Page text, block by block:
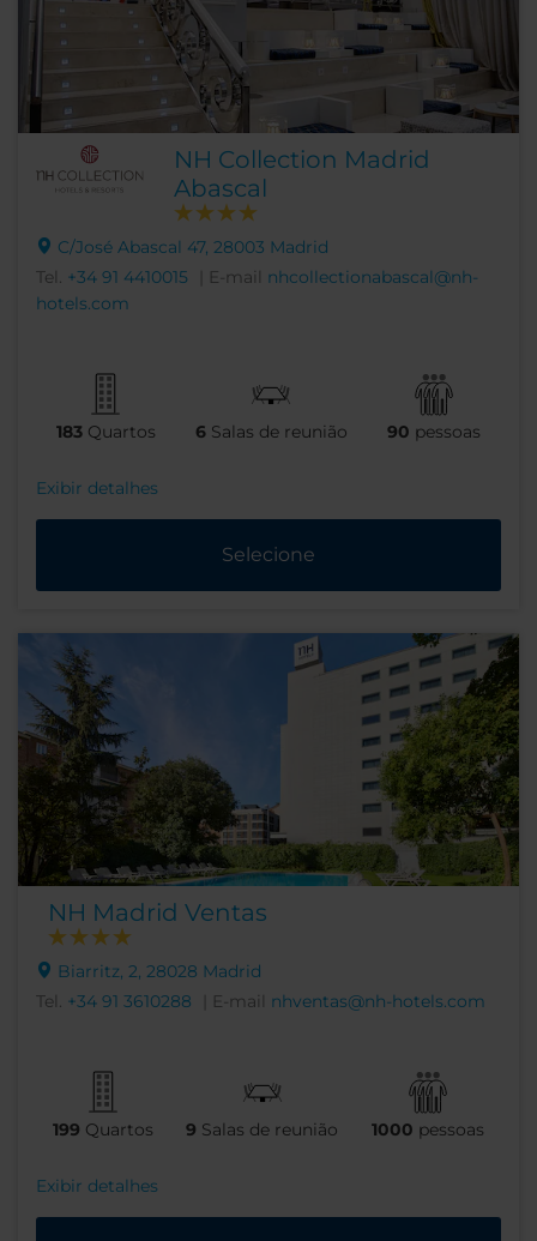
NH Collection Madrid
Abascal
C/José Abascal 47, 28003 Madrid
Tel. +34 91 4410015 | E-mail nhcollectionabascal@nh-
hotels.com
183 Quartos 6 Salas de reunião 90 pessoas
Exibir detalhes
Selecione
NH Madrid Ventas
Biarritz, 2, 28028 Madrid
Tel. +34 91 3610288 | E-mail nhventas@nh-hotels.com
199 Quartos 9 Salas de reunião 1000 pessoas
Exibir detalhes